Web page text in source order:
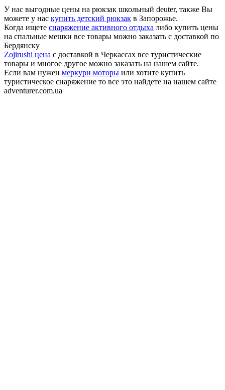
У нас выгодные цены на рюкзак школьный deuter, также Вы
можете у нас купить детский рюкзак в Запорожье.
Когда ищете снаряжение активного отдыха либо купить цены
на спальные мешки все товары можно заказать с доставкой по
Бердянску
Zojirushi цена с доставкой в Черкассах все туристические
товары и многое другое можно заказать на нашем сайте.
Если вам нужен меркури моторы или хотите купить
туристическое снаряжение то все это найдете на нашем сайте
adventurer.com.ua